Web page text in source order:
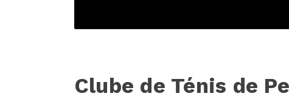
Clube de Ténis de